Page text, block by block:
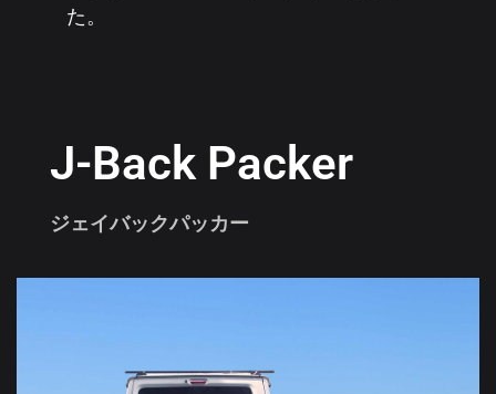
た。
J-Back Packer
ジェイバックパッカー